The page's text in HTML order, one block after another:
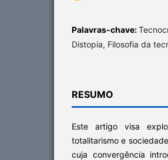
Palavras-chave:
Distopia, Filosofia da
RESUMO
Este artigo visa
totalitarismo e
cuja convergência